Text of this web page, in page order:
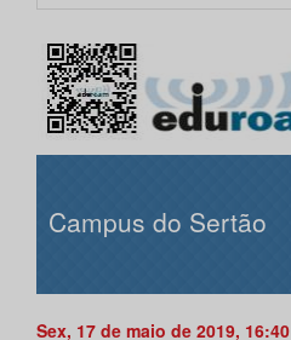
Campus do Sertão
Sex, 17 de maio de 2019, 16:40